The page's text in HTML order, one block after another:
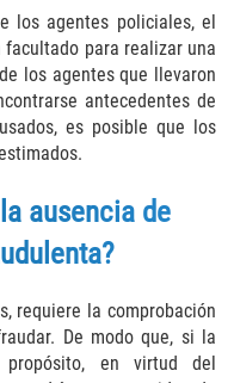
los agentes policiales, el
facultado para realizar una
los agentes que llevaron
antecedentes de
es posible que los
ausencia de
requiere la comprobación
De modo que, si la
en virtud del